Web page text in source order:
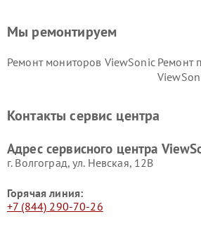
Мы ремонтируем
Ремонт мониторов ViewSonic Ремонт
Контакты сервис центра
Адрес сервисного центра
г. Волгоград, ул. Невская, 12В
Горячая линия:
+7 (844) 290-70-26